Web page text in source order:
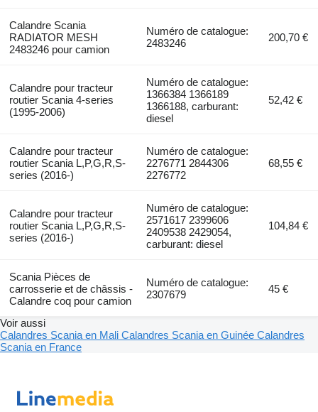
Calandre Scania
RADIATOR MESH
2483246 pour camion
Numéro de catalogue:
2483246
200,70 €
Calandre pour tracteur
routier Scania 4-series
(1995-2006)
Numéro de catalogue:
1366384 1366189
1366188, carburant:
diesel
52,42 €
Calandre pour tracteur
routier Scania L,P,G,R,S-
series (2016-)
Numéro de catalogue:
2276771 2844306
2276772
68,55 €
Calandre pour tracteur
routier Scania L,P,G,R,S-
series (2016-)
Numéro de catalogue:
2571617 2399606
2409538 2429054,
carburant: diesel
104,84 €
Scania Pièces de
carrosserie et de châssis -
Calandre coq pour camion
Numéro de catalogue:
2307679
45 €
Voir aussi
Calandres Scania en Mali Calandres Scania en Guinée Calandres
Scania en France